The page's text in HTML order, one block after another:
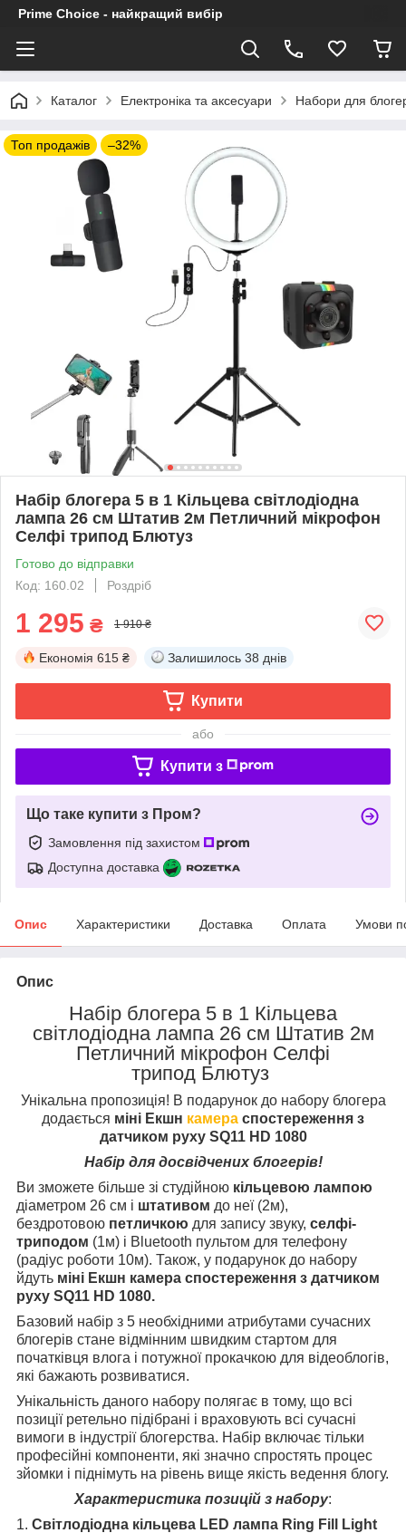
Prime Choice - найкращий вибір
Каталог Електроніка та аксесуари Набори для
Топ продажів –32%
Набір блогера 5 в 1 Кільцева світлодіодна
лампа 26 см Штатив 2м Петличний мікрофон
Селфі трипод Блютуз
Готово до відправки
Код: 160.02
Роздріб
1 295 ₴ 1 910 ₴
Економія 615 ₴ Залишилось 38 днів
Купити
або
Купити з
Що таке купити з Пром?
Замовлення під захистом
Доступна доставка
Опис Характеристики Доставка Оплата Умови
Опис
Набір блогера 5 в 1 Кільцева
світлодіодна лампа 26 см Штатив 2м
Петличний мікрофон Селфі
трипод Блютуз
Унікальна пропозиція! В подарунок до набору блогера
додається міні Екшн камера спостереження з
датчиком руху SQ11 HD 1080
Набір для досвідчених блогерів!
Ви зможете більше зі студійною кільцевою лампою
діаметром 26 см і штативом до неї (2м),
бездротовою петличкою для запису звуку, селфі-
триподом (1м) і Bluetooth пультом для телефону
(радіус роботи 10м). Також, у подарунок до набору
йдуть міні Екшн камера спостереження з датчиком
руху SQ11 HD 1080.
Базовий набір з 5 необхідними атрибутами сучасних
блогерів стане відмінним швидким стартом для
початківця влога і потужної прокачкою для відеоблогів,
які бажають розвиватися.
Унікальність даного набору полягає в тому, що всі
позиції ретельно підібрані і враховують всі сучасні
вимоги в індустрії блогерства. Набір включає тільки
професійні компоненти, які значно спростять процес
зйомки і піднімуть на рівень вище якість ведення блогу.
Характеристика позицій з набору:
1. Світлодіодна кільцева LED лампа Ring Fill Light